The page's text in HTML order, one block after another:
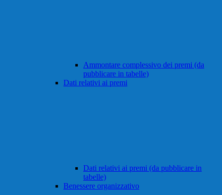
Ammontare complessivo dei premi (da
pubblicare in tabelle)
Dati relativi ai premi
Dati relativi ai premi (da pubblicare in
tabelle)
Benessere organizzativo